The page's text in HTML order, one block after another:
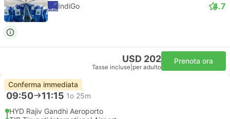
IndiGo 4.7
USD 202
Tasse incluse per adulto
Prenota ora
Conferma immediata
09:50 11:15 1o 25m
HYD Rajiv Gandhi Aeroporto